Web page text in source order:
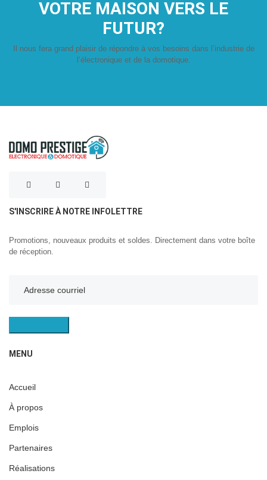
VOTRE MAISON VERS LE
FUTUR?
Il nous fera grand plaisir de répondre à vos besoins dans l’industrie de
l’électronique et de la domotique.
S'INSCRIRE À NOTRE INFOLETTRE
Promotions, nouveaux produits et soldes. Directement dans votre boîte
de réception.
MENU
Accueil
À propos
Emplois
Partenaires
Réalisations